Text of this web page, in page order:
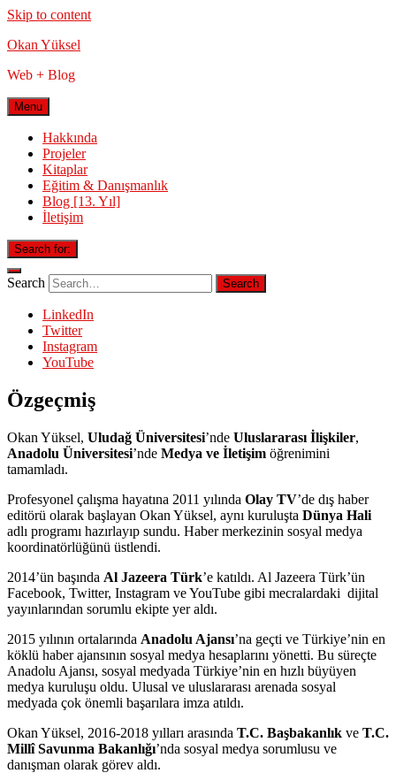
Skip to content
Okan Yüksel
Web + Blog
Menu
Hakkında
Projeler
Kitaplar
Eğitim & Danışmanlık
Blog [13. Yıl]
İletişim
Search for:
Search
LinkedIn
Twitter
Instagram
YouTube
Özgeçmiş
Okan Yüksel, Uludağ Üniversitesi’nde Uluslararası İlişkiler,
Anadolu Üniversitesi’nde Medya ve İletişim öğrenimini
tamamladı.
Profesyonel çalışma hayatına 2011 yılında Olay TV’de dış haber
editörü olarak başlayan Okan Yüksel, aynı kuruluşta Dünya Hali
adlı programı hazırlayıp sundu. Haber merkezinin sosyal medya
koordinatörlüğünü üstlendi.
2014’ün başında Al Jazeera Türk’e katıldı. Al Jazeera Türk’ün
Facebook, Twitter, Instagram ve YouTube gibi mecralardaki dijital
yayınlarından sorumlu ekipte yer aldı.
2015 yılının ortalarında Anadolu Ajansı’na geçti ve Türkiye’nin en
köklü haber ajansının sosyal medya hesaplarını yönetti. Bu süreçte
Anadolu Ajansı, sosyal medyada Türkiye’nin en hızlı büyüyen
medya kuruluşu oldu. Ulusal ve uluslararası arenada sosyal
medyada çok önemli başarılara imza atıldı.
Okan Yüksel, 2016-2018 yılları arasında T.C. Başbakanlık ve T.C.
Millî Savunma Bakanlığı’nda sosyal medya sorumlusu ve
danışman olarak görev aldı.